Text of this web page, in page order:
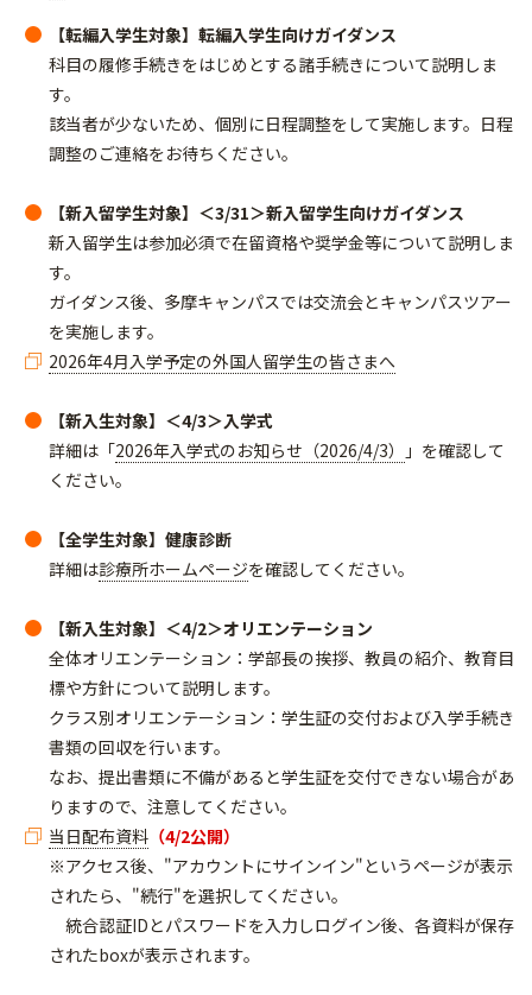
【転編入学生対象】 転編入学生向けガイダンス
科目の履修手続きをはじめとする諸手続きについて説明しま
す。
該当者が少ないため、個別に日程調整をして実施します。日程
調整のご連絡をお待ちください。
【新入留学生対象】＜3/31＞新入留学生向けガイダンス
新入留学生は参加必須で在留資格や奨学金等について説明しま
す。
ガイダンス後、多摩キャンパスでは交流会とキャンパスツアー
を実施します。
2026年4月入学予定の外国人留学生の皆さまへ
【新入生対象】＜4/3＞入学式
詳細は「2026年入学式のお知らせ（2026/4/3）
」を確認して
ください。
【全学生対象】健康診断
詳細は診療所ホームページを確認してください。
【新入生対象】＜4/2＞オリエンテーション
全体オリエンテーション：学部長の挨拶、教員の紹介、教育目
標や方針について説明します。
クラス別オリエンテーション：学生証の交付および入学手続き
書類の回収を行います。
なお、提出書類に不備があると学生証を交付できない場合があ
りますので、注意してください。
当日配布資料 （4/2公開）
※アクセス後、"アカウントにサインイン"というページが表示
されたら、"続行"を選択してください。
統合認証IDとパスワードを入力しログイン後、各資料が保存
されたboxが表示されます。